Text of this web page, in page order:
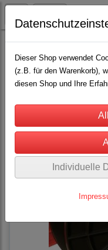
AKO - Elektrozaun
Dieser Shop verwendet
(z.B. für den Warenkorb),
diesen Shop und Ihre
Individuelle